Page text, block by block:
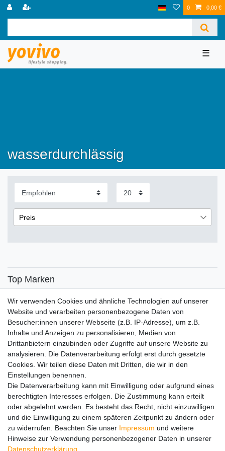
0 0,00 €
☰
wasserdurchlässig
Preis
Übernehmen
Top Marken
Top Themen
Adventskalender
Service
Versandinfos
FAQ
Ersatzteile
Registrieren
Wir versenden mit
Wir verwenden Cookies und ähnliche Technologien auf unserer
Website und verarbeiten personenbezogene Daten von
Besucher:innen unserer Webseite (z.B. IP-Adresse), um z.B.
Inhalte und Anzeigen zu personalisieren, Medien von
Drittanbietern einzubinden oder Zugriffe auf unsere Website zu
analysieren. Die Datenverarbeitung erfolgt erst durch gesetzte
Cookies. Wir teilen diese Daten mit Dritten, die wir in den
Einstellungen benennen.
Die Datenverarbeitung kann mit Einwilligung oder aufgrund eines
berechtigten Interesses erfolgen. Die Zustimmung kann erteilt
oder abgelehnt werden. Es besteht das Recht, nicht einzuwilligen
und die Einwilligung zu einem späteren Zeitpunkt zu ändern oder
zu widerrufen. Beachten Sie unser Impressum und weitere
Hinweise zur Verwendung personenbezogener Daten in unserer
Daten­schutz­erklärung